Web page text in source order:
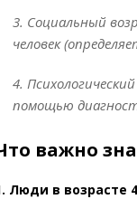
3. Социальный
человек
4.
помощью
важно
Люди в возрасте